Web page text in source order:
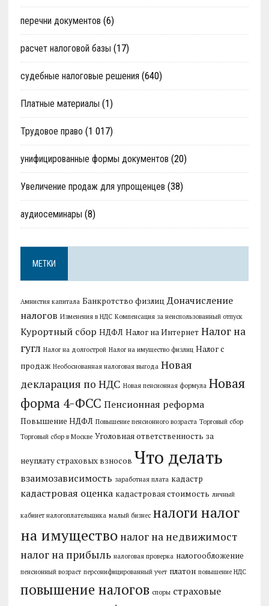
перечни документов (6)
расчет налоговой базы (17)
судебные налоговые решения (640)
Платные материалы (1)
Трудовое право (1 017)
унифицированные формы документов (20)
Увеличение продаж для упрощенцев (38)
аудиосеминары (8)
МЕТКИ
Амнистия капитала Банкротство физлиц Доначисление
налогов Изменения в НДС Компенсация за неиспользованный отпуск
Курортный сбор НДФЛ Налог на Интернет Налог на
гугл Налог на долгострой Налог на имущество физлиц Налог с
продаж Необоснованная налоговая выгода Новая
декларация по НДС Новая пенсионная формула Новая
форма 4-ФСС Пенсионная реформа
Повышение НДФЛ Повышение пенсионного возраста Торговый сбор
Торговый сбор в Москве Уголовная ответственность за
неуплату страховых взносов Что делать
взаимозависимость заработная плата кадастр
кадастровая оценка кадастровая стоимость личный
кабинет налогоплательщика малый бизнес налоги налог
на имущество налог на недвижимост
налог на прибыль налоговая проверка налогообложение
пенсионный возраст персонифицированный учет платон повышение НДС
повышение налогов споры страховые